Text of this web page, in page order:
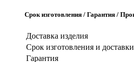
Срок изготовления / Гарантия /
Доставка изделия
Срок изготовления и доставки
Гарантия